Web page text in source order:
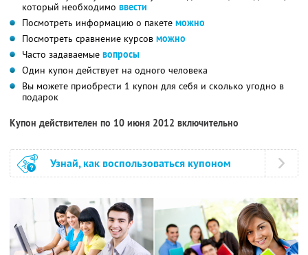
который необходимо ввести
Посмотреть информацию о пакете можно
Посмотреть сравнение курсов можно
Часто задаваемые вопросы
Один купон действует на одного человека
Вы можете приобрести 1 купон для себя и сколько угодно в
подарок
Купон действителен по 10 июня 2012 включительно
Узнай, как воспользоваться купоном